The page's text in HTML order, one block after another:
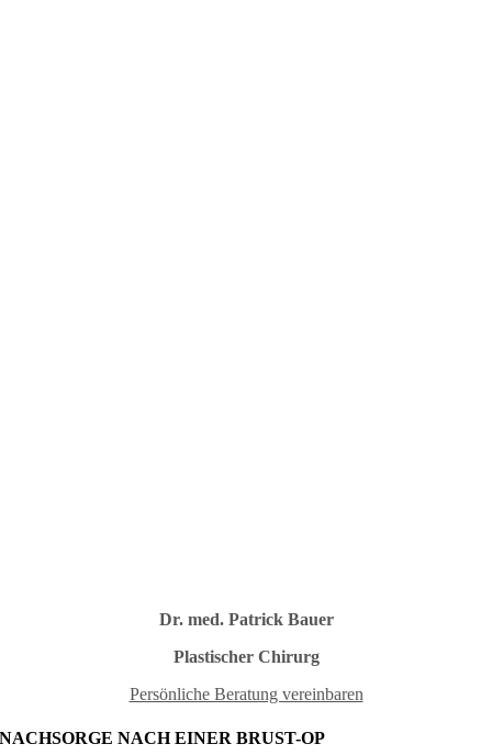
Dr. med. Patrick Bauer
Plastischer Chirurg
Persönliche Beratung vereinbaren
NACHSORGE NACH EINER BRUST-OP